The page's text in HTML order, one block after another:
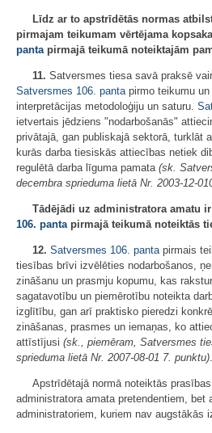
Līdz ar to apstrīdētās normas
pirmajam teikumam vērtējama
pantapirmajā teikumā noteiktajām
11. Satversmes tiesa savā praksē
Satversmes 106. pantapirmo teikumu un
interpretācijas metodoloģiju un saturu.
ietvertais jēdziens "nodarbošanās"
privātajā, gan publiskajā sektorā, turklāt
kurās darba tiesiskās attiecības netiek
regulētā darba līguma pamata (sk.
decembra sprieduma lietā Nr. 2003-12-
Tādējādi uz administratora amatu
106. pantapirmajā teikumā noteiktās
12. Satversmes 106. pantapirmais
tiesības brīvi izvēlēties nodarbošanos,
zināšanu un prasmju kopumu, kas
sagatavotību un piemērotību noteikta
izglītību, gan arī praktisko pieredzi
zināšanas, prasmes un iemaņas, ko
attīstījusi (sk., piemēram, Satversmes
sprieduma lietā Nr. 2007-08-01 7. punktu).
Apstrīdētajā normā noteiktās
administratora amata pretendentiem, bet
administratoriem, kuriem nav augstākās